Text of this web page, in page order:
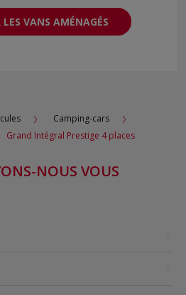
LES VANS AMÉNAGÉS
Camping-cars
Grand Intégral Prestige 4 places
NOUS VOUS